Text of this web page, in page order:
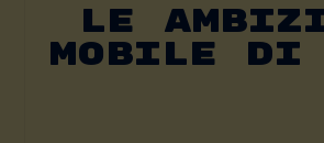
Le
Mobile Di